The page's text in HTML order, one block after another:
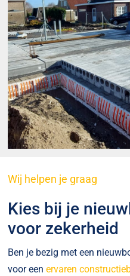
Wij helpen je graag
Kies bij je
voor zekerheid
Ben je bezig met een
voor eenervaren